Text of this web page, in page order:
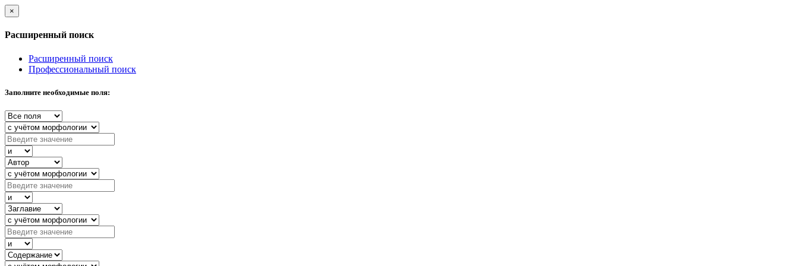
×
Расширенный поиск
Расширенный поиск
Профессиональный поиск
Заполните необходимые поля: